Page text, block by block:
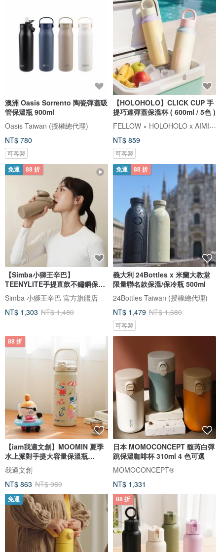
澳洲 Oasis Sorrento 陶瓷彈蓋吸
管保溫瓶 900ml
Oasis Taiwan (授權總代理)
NT$ 780
可客製
【HOLOHOLO】CLICK CUP 手
提巧達彈蓋保溫杯 ( 600ml / 5色 )
FELLOW × HOLOHOLO x AIMIA 愛米雅
NT$ 859
可客製
免運 88 折
【Simba小獅王辛巴】
TEENYLITE手提直飲不鏽鋼保溫
瓶450ml
Simba 小獅王辛巴 官方旗艦店
NT$ 1,303 NT$ 1,480
免運 88 折
義大利 24Bottles x 米蘭大教堂
限量聯名款保溫/保冷瓶 500ml
24Bottles Taiwan (授權總代理)
NT$ 1,479 NT$ 1,680
可客製
88 折
【iam我適文創】MOOMIN 夏季
水上派對手提大容量保溫瓶
1200ml
我適文創
NT$ 863 NT$ 980
日本 MOMOCONCEPT 馥芮白彈
跳保溫咖啡杯 310ml 4 色可選
MOMOCONCEPT®
NT$ 1,331
免運 88 折